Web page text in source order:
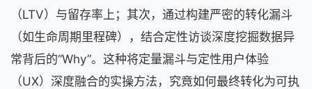
（LTV）与留存率上；其次，通过构建严密的转化漏斗
（如生命周期里程碑），结合定性访谈深度挖掘数据异
常背后的“Why”。这种将定量漏斗与定性用户体验
（UX）深度融合的实操方法，究竟如何最终转化为可执